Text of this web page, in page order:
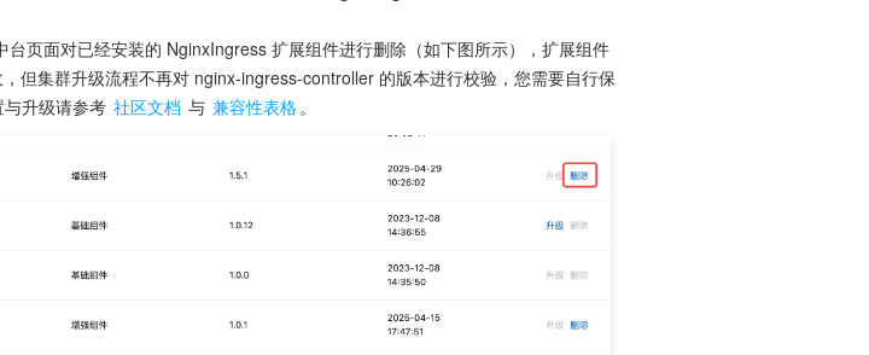
页面对已经安装的 NginxIngress 扩展组件进行删除（如下图所示），扩展组件
但集群升级流程不再对 nginx-ingress-controller 的版本进行校验，您需要自行保
升级请参考 社区文档 与 兼容性表格。